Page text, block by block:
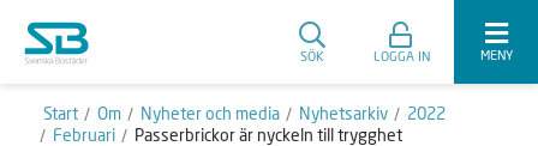
SÖK LOGGA IN MENY
Start Om Nyheter och media Nyhetsarkiv
2022
Februari
Passerbrickor är nyckeln till trygghet